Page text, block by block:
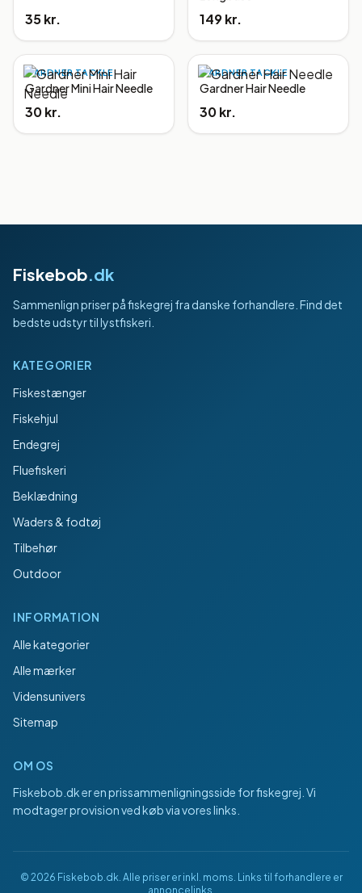
35 kr. 149 kr.
GARDNER TACKLE
Gardner Mini Hair Needle
30 kr.
GARDNER TACKLE
Gardner Hair Needle
30 kr.
Fiskebob.dk
Sammenlign priser på fiskegrej fra danske forhandlere. Find det
bedste udstyr til lystfiskeri.
KATEGORIER
Fiskestænger
Fiskehjul
Endegrej
Fluefiskeri
Beklædning
Waders & fodtøj
Tilbehør
Outdoor
INFORMATION
Alle kategorier
Alle mærker
Vidensunivers
Sitemap
OM OS
Fiskebob.dker en prissammenligningsside for fiskegrej. Vi
modtager provision ved køb via vores links.
© 2026 Fiskebob.dk. Alle priser er inkl. moms. Links til forhandlere er
annoncelinks.